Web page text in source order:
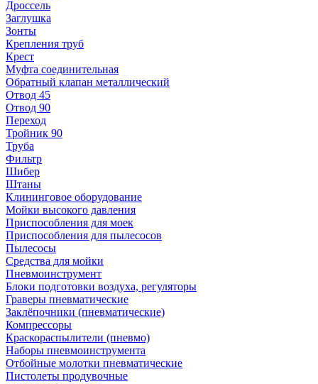
Дроссель
Заглушка
Зонты
Крепления труб
Крест
Муфта соединительная
Обратный клапан металлический
Отвод 45
Отвод 90
Переход
Тройник 90
Труба
Фильтр
Шибер
Штаны
Клининговое оборудование
Мойки высокого давления
Приспособления для моек
Приспособления для пылесосов
Пылесосы
Средства для мойки
Пневмоинструмент
Блоки подготовки воздуха, регуляторы
Граверы пневматические
Заклёпочники (пневматические)
Компрессоры
Краскораспылители (пневмо)
Наборы пневмоинструмента
Отбойные молотки пневматические
Пистолеты продувочные